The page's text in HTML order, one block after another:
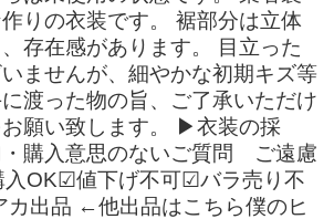
りの衣装です。 裾部分は立体
存在感があります。 目立った
ませんが、細やかな初期キズ等
渡った物の旨、ご了承いただけ
願い致します。 ▶衣装の採
購入意思のないご質問 ご遠慮
入OK︎︎︎︎☑︎値下げ不可︎︎︎︎︎︎☑︎バラ売り不
カ出品 ←他出品はこちら僕のヒ